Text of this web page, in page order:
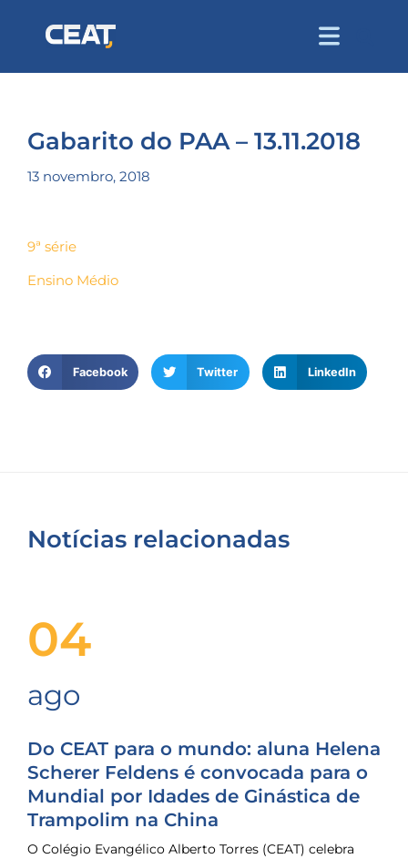
Gabarito do PAA – 13.11.2018
13 novembro, 2018
9ª série
Ensino Médio
Facebook Twitter LinkedIn
Notícias relacionadas
04
ago
Do CEAT para o mundo: aluna Helena
Scherer Feldens é convocada para o
Mundial por Idades de Ginástica de
Trampolim na China
O Colégio Evangélico Alberto Torres (CEAT) celebra